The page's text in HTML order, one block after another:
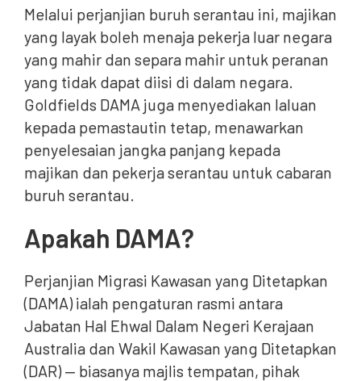
Melalui perjanjian buruh serantau ini, majikan
yang layak boleh menaja pekerja luar negara
yang mahir dan separa mahir untuk peranan
yang tidak dapat diisi di dalam negara.
Goldfields DAMA juga menyediakan laluan
kepada pemastautin tetap, menawarkan
penyelesaian jangka panjang kepada
majikan dan pekerja serantau untuk cabaran
buruh serantau.
Apakah DAMA?
Perjanjian Migrasi Kawasan yang Ditetapkan
(DAMA) ialah pengaturan rasmi antara
Jabatan Hal Ehwal Dalam Negeri Kerajaan
Australia dan Wakil Kawasan yang Ditetapkan
(DAR) — biasanya majlis tempatan, pihak